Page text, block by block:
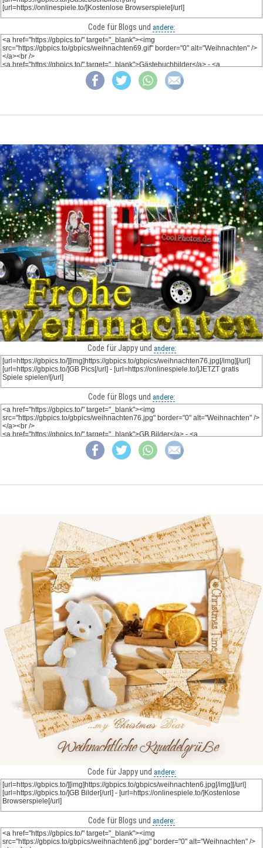
Code für Blogs und andere:
Code für Jappy und andere:
Code für Blogs und andere:
Code für Jappy und andere:
Code für Blogs und andere: